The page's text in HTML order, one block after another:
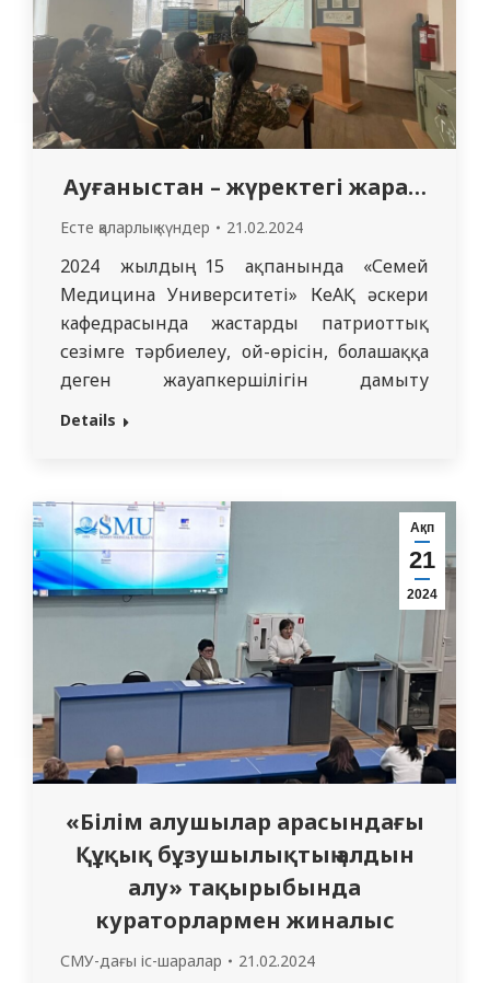
Ауғаныстан – жүректегі жара…
Есте қаларлық күндер 21.02.2024
2024 жылдың 15 ақпанында «Семей
Медицина Университеті» КеАҚ әскери
кафедрасында жастарды патриоттық
сезімге тәрбиелеу, ой-өрісін, болашаққа
деген жауапкершілігін дамыту
мақсатында, 3314,303,3415 тобының 3 курс
жара» тақырыбында тәрбие сағаты
өткізілді. Студенттер Кеңес әскерлерінің
Ауғанстанға кіру себептері,
жауынгерлердің ерліктері мен
батылдықтары, бастарынан өткізген
қиын жағдайлары және жергілікті…
Details
Ақп
21
2024
«Білім алушылар арасындағы
Құқық бұзушылықтың алдын
алу» тақырыбында
кураторлармен жиналыс
СМУ-дағы іс-шаралар 21.02.2024